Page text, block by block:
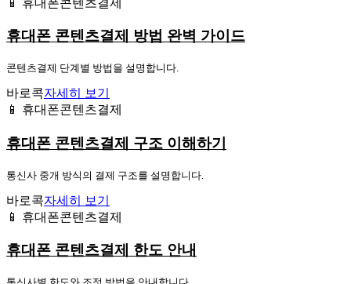
휴대폰 콘텐츠결제 방법 완벽 가이드
콘텐츠결제 단계별 방법을 설명합니다.
바로콕자세히 보기
📱 휴대폰콘텐츠결제
휴대폰 콘텐츠결제 구조 이해하기
통신사 중개 방식의 결제 구조를 설명합니다.
바로콕자세히 보기
📱 휴대폰콘텐츠결제
휴대폰 콘텐츠결제 한도 안내